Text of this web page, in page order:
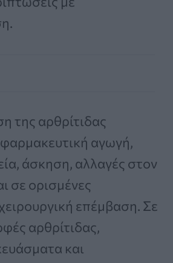
της αρθρίτιδας
αγωγή,
άσκηση, αλλαγές στον
σε ορισμένες
επέμβαση. Σε
αρθρίτιδας,
και